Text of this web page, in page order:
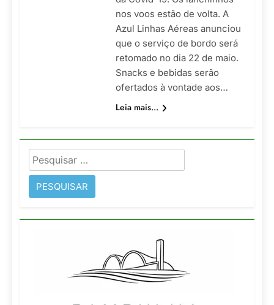
nos voos estão de volta. A
Azul Linhas Aéreas anunciou
que o serviço de bordo será
retomado no dia 22 de maio.
Snacks e bebidas serão
ofertados à vontade aos…
Leia mais...
Pesquisar
por: